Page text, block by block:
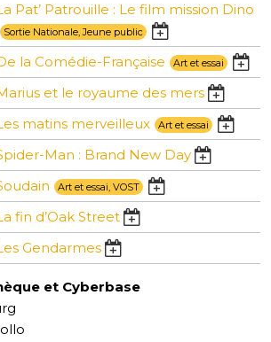
Pat’ Patrouille : Le film mission Dino
Sortie Nationale, Jeune public
la Comédie-Française Art et essai
et le royaume des mers
matins merveilleux Art et essai
Man : Brand New Day
Art et essai, VOST
fin d’Oak Street
Gendarmes
et Cyberbase